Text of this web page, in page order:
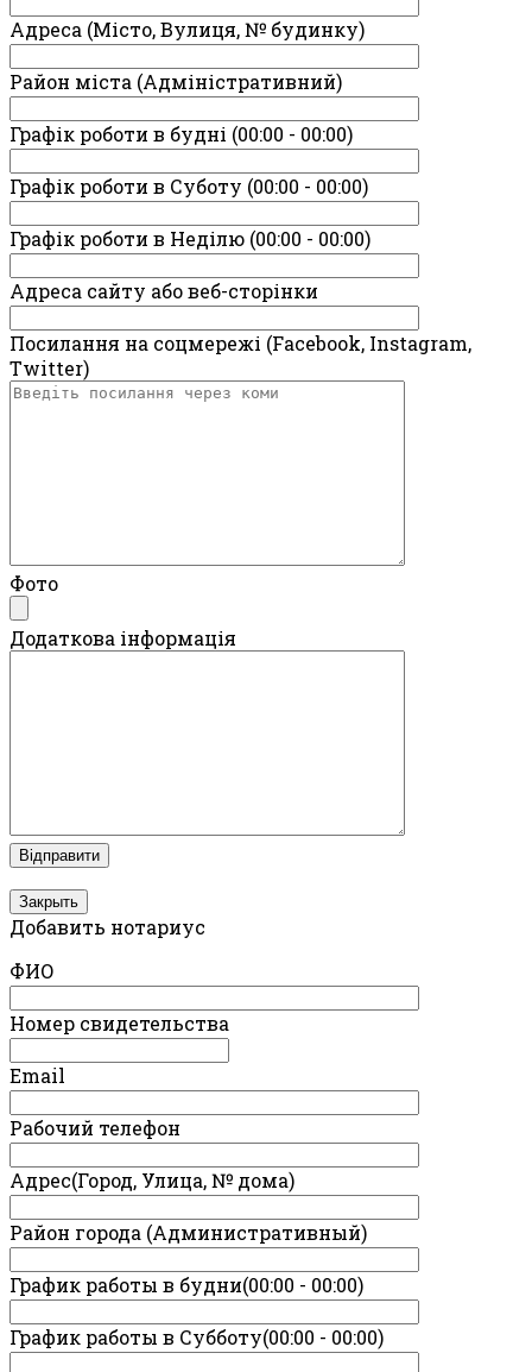
Адреса (Місто, Вулиця, № будинку)
Район міста (Адміністративний)
Графік роботи в будні (00:00 - 00:00)
Графік роботи в Суботу (00:00 - 00:00)
Графік роботи в Неділю (00:00 - 00:00)
Адреса сайту або веб-сторінки
Посилання на соцмережі (Facebook, Instagram,
Twitter)
Фото
Додаткова інформація
Закрыть
Добавить нотариус
ФИО
Номер свидетельства
Email
Рабочий телефон
Адрес(Город, Улица, № дома)
Район города (Административный)
График работы в будни(00:00 - 00:00)
График работы в Субботу(00:00 - 00:00)